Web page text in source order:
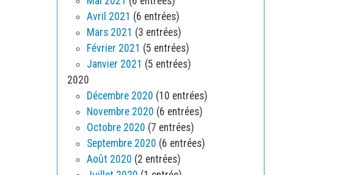
Avril 2021 (6 entrées)
Mars 2021 (3 entrées)
Février 2021 (5 entrées)
Janvier 2021 (5 entrées)
2020
Décembre 2020 (10 entrées)
Novembre 2020 (6 entrées)
Octobre 2020 (7 entrées)
Septembre 2020 (6 entrées)
Août 2020 (2 entrées)